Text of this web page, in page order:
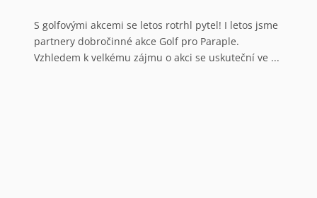
S golfovými akcemi se letos rotrhl pytel! I letos jsme
partnery dobročinné akce Golf pro Paraple.
Vzhledem k velkému zájmu o akci se uskuteční ve ...